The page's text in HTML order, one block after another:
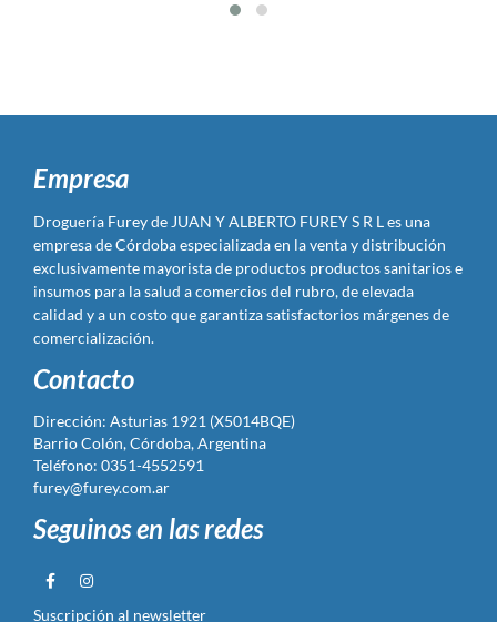
Empresa
Droguería Furey de JUAN Y ALBERTO FUREY S R L es una
empresa de Córdoba especializada en la venta y distribución
exclusivamente mayorista de productos productos sanitarios e
insumos para la salud a comercios del rubro, de elevada
calidad y a un costo que garantiza satisfactorios márgenes de
comercialización.
Contacto
Dirección: Asturias 1921 (X5014BQE)
Barrio Colón, Córdoba, Argentina
Teléfono: 0351-4552591
furey@furey.com.ar
Seguinos en las redes
Suscripción al newsletter